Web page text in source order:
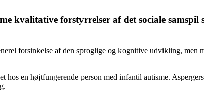
kvalitative forstyrrelser af det sociale
forsinkelse af den sproglige og kognitive udvikling, men
en højtfungerende person med infantil autisme.